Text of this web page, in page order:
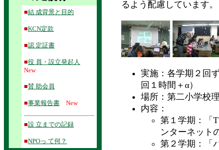
■結 成背景と目的
■KCN定款
■認 定証書
■役 員・設立発起人
New
■賛 助会員
■事業報告書 New
■設 立までの記録
■NPOっ て何？
るよう配慮しています。
実施：各学期２回
回１時間＋α）
場所：第二小学校
内容：
第１学期：「
ンターネット
第２学期：「